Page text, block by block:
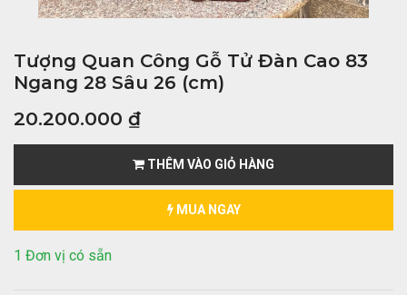
Tượng Quan Công Gỗ Tử Đàn Cao 83
Ngang 28 Sâu 26 (cm)
20.200.000 ₫
THÊM VÀO GIỎ HÀNG
MUA NGAY
1 Đơn vị có sẵn